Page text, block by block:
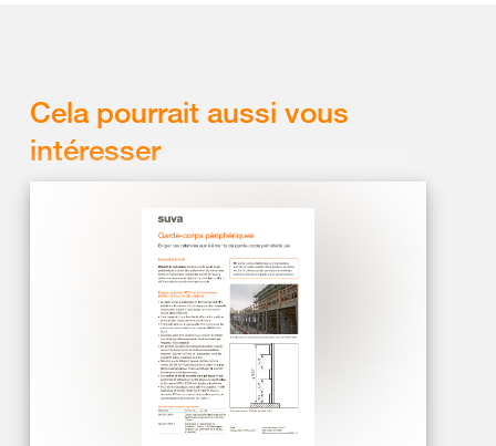
Cela pourrait aussi vous
intéresser